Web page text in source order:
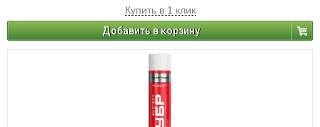
Купить в 1 клик
Добавить в корзину